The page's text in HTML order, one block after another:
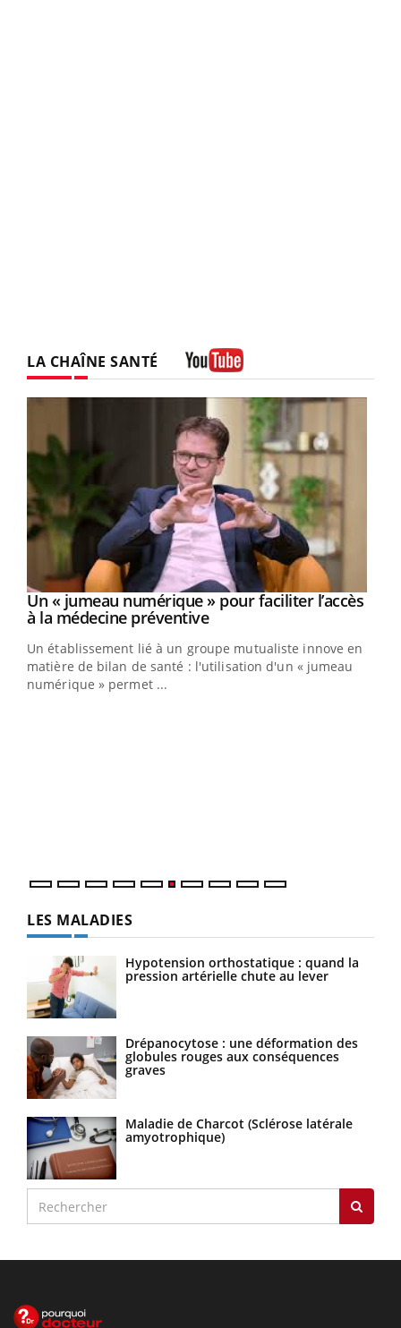
LA CHAÎNE SANTÉ
Youtube
Un « jumeau numérique » pour faciliter l’accès
à la médecine préventiveYoutube
Un établissement lié à un groupe mutualiste innove en
matière de bilan de santé : l'utilisation d'un « jumeau
numérique » permet ...
LES MALADIES
Hypotension orthostatique : quand la
pression artérielle chute au lever
Drépanocytose : une déformation des
globules rouges aux conséquences
graves
Maladie de Charcot (Sclérose latérale
amyotrophique)